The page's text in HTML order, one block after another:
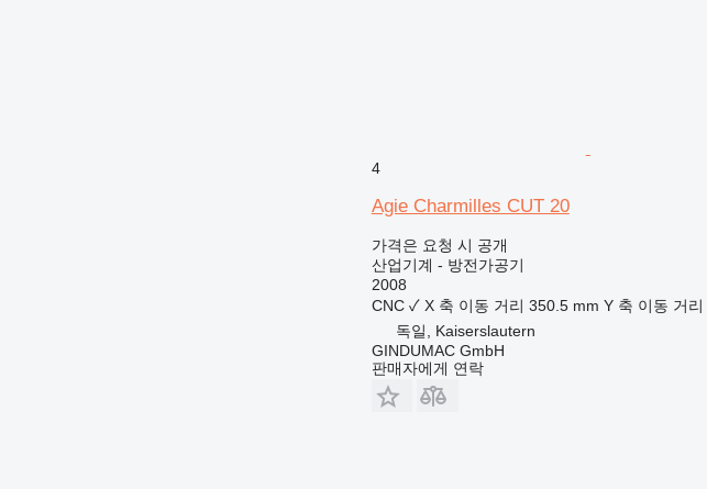
4
Agie Charmilles CUT 20
가격은 요청 시 공개
산업기계 - 방전가공기
2008
CNC ✓ X 축 이동 거리 350.5 mm Y 축 이동 거리
독일, Kaiserslautern
GINDUMAC GmbH
판매자에게 연락